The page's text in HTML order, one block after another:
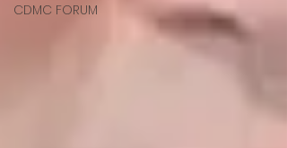
CDMC FORUM